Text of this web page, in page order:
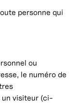
personne qui
ou
le numéro de
visiteur (ci-